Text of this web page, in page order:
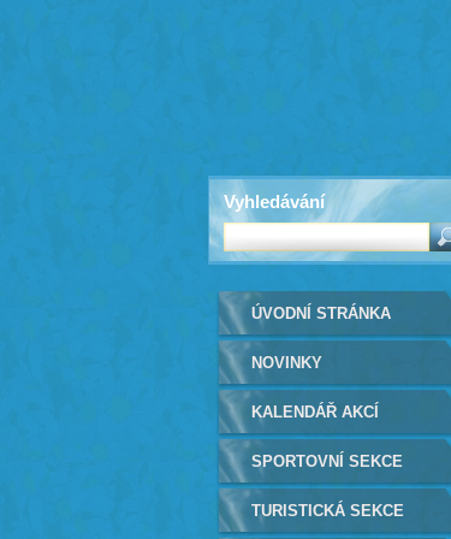
ÚVODNÍ STRÁNKA
NOVINKY
KALENDÁŘ AKCÍ
SPORTOVNÍ SEKCE
TURISTICKÁ SEKCE
Vyhledávání